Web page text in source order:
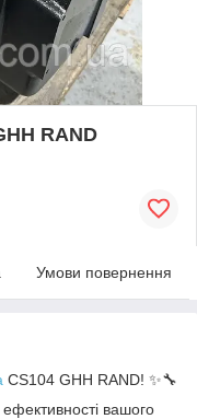
RAND
Умови повернення
CS104 GHH RAND! ✨🔧
вашого